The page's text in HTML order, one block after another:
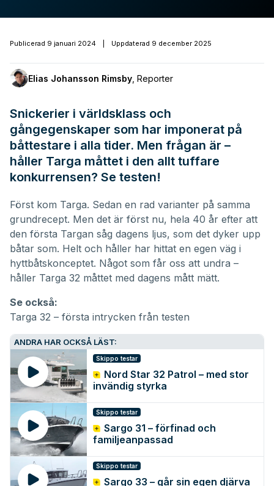
Publicerad 9 januari 2024 Uppdaterad 9 december 2025
Elias Johansson Rimsby Reporter
Snickerier i världsklass och
gångegenskaper som har imponerat på
båttestare i alla tider. Men frågan är –
håller Targa måttet i den allt tuffare
konkurrensen? Se testen!
Först kom Targa. Sedan en rad varianter på samma
grundrecept. Men det är först nu, hela 40 år efter att
den första Targan såg dagens ljus, som det dyker upp
båtar som. Helt och håller har hittat en egen väg i
hyttbåtskonceptet. Något som får oss att undra –
håller Targa 32 måttet med dagens mått mätt.
Se också:
Targa 32 – första intrycken från testen
ANDRA HAR OCKSÅ LÄST:
Skippo testar
invändig styrka
Skippo testar
familjeanpassad
Skippo testar